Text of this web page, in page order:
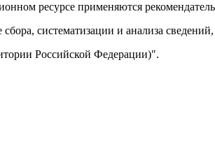
ресурсе применяются
систематизации и анализа
Российской Федерации)".